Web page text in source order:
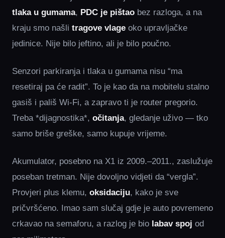
tlaka u gumama, PDC je pištao bez razloga, a na
kraju smo našli tragove vlage oko upravljačke
jedinice. Nije bilo jeftino, ali je bilo poučno.
Senzori parkiranja i tlaka u gumama nisu “ma
resetiraj pa će radit”. To je kao da na mobitelu stalno
gasiš i pališ Wi‑Fi, a zapravo ti je router pregorio.
Treba *dijagnostika*, očitanja, gledanje uživo — tko
samo briše greške, samo kupuje vrijeme.
Akumulator, posebno na X1 iz 2009.–2011., zaslužuje
poseban tretman. Nije dovoljno vidjeti da “vergla”.
Provjeri plus klemu, oksidaciju, kako je sve
pričvršćeno. Imao sam slučaj gdje je auto povremeno
crkavao na semaforu, a razlog je bio labav spoj od